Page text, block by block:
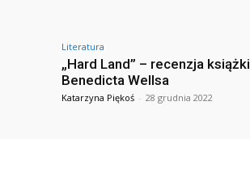
Literatura
„Hard Land” – recenzja książki
Benedicta Wellsa
Katarzyna Piękoś - 28 grudnia 2022